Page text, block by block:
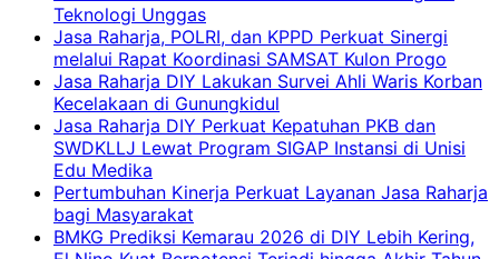
Teknologi Unggas
Jasa Raharja, POLRI, dan KPPD Perkuat Sinergi
melalui Rapat Koordinasi SAMSAT Kulon Progo
Jasa Raharja DIY Lakukan Survei Ahli Waris Korban
Kecelakaan di Gunungkidul
Jasa Raharja DIY Perkuat Kepatuhan PKB dan
SWDKLLJ Lewat Program SIGAP Instansi di Unisi
Edu Medika
Pertumbuhan Kinerja Perkuat Layanan Jasa Raharja
bagi Masyarakat
BMKG Prediksi Kemarau 2026 di DIY Lebih Kering,